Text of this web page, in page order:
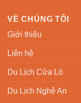
VỀ CHÚNG TÔI
Giới thiệu
Liên hệ
Du Lịch Cửa Lò
Du Lịch Nghệ An